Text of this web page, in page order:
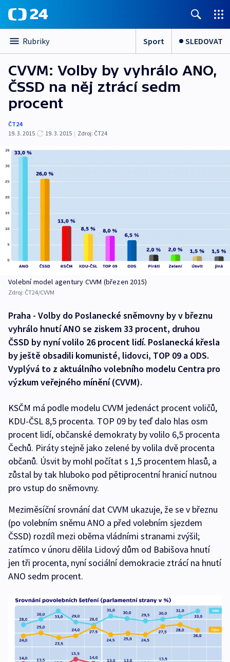
Rubriky Sport SLEDOVAT
CVVM: Volby by vyhrálo ANO,
ČSSD na něj ztrácí sedm
procent
ČT24
19. 3. 2015
19. 3. 2015 | Zdroj: ČT24
Volební model agentury CVVM (březen 2015)
Zdroj: ČT24/CVVM
Praha - Volby do Poslanecké sněmovny by v březnu
vyhrálo hnutí ANO se ziskem 33 procent, druhou
ČSSD by nyní volilo 26 procent lidí. Poslanecká křesla
by ještě obsadili komunisté, lidovci, TOP 09 a ODS.
Vyplývá to z aktuálního volebního modelu Centra pro
výzkum veřejného mínění (CVVM).
KSČM má podle modelu CVVM jedenáct procent voličů,
KDU-ČSL 8,5 procenta. TOP 09 by teď dalo hlas osm
procent lidí, občanské demokraty by volilo 6,5 procenta
Čechů. Piráty stejně jako zelené by volila dvě procenta
občanů. Úsvit by mohl počítat s 1,5 procentem hlasů, a
zůstal by tak hluboko pod pětiprocentní hranicí nutnou
pro vstup do sněmovny.
Meziměsíční srovnání dat CVVM ukazuje, že se v březnu
(po volebním sněmu ANO a před volebním sjezdem
ČSSD) rozdíl mezi oběma vládními stranami zvýšil;
zatímco v únoru dělila Lidový dům od Babišova hnutí
jen tři procenta, nyní sociální demokracie ztrácí na hnutí
ANO sedm procent.